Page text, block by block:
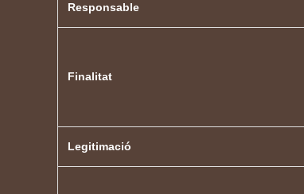
Responsable
Finalitat
Legitimació